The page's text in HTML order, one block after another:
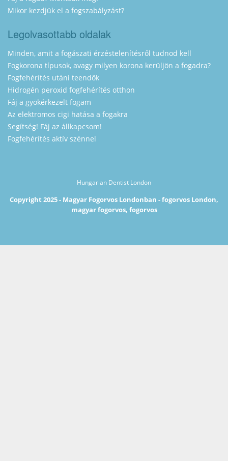
Mikor kezdjük el a fogszabályzást?
Legolvasottabb oldalak
Minden, amit a fogászati érzéstelenítésről tudnod kell
Fogkorona típusok, avagy milyen korona kerüljön a fogadra?
Fogfehérítés utáni teendők
Hidrogén peroxid fogfehérítés otthon
Fáj a gyökérkezelt fogam
Az elektromos cigi hatása a fogakra
Segítség! Fáj az állkapcsom!
Fogfehérítés aktív szénnel
Hungarian Dentist London
Copyright 2025 - Magyar Fogorvos Londonban - fogorvos London,
magyar fogorvos, fogorvos